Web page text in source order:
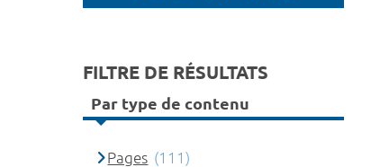
FILTRE DE RÉSULTATS
Par type de contenu
Pages (111)